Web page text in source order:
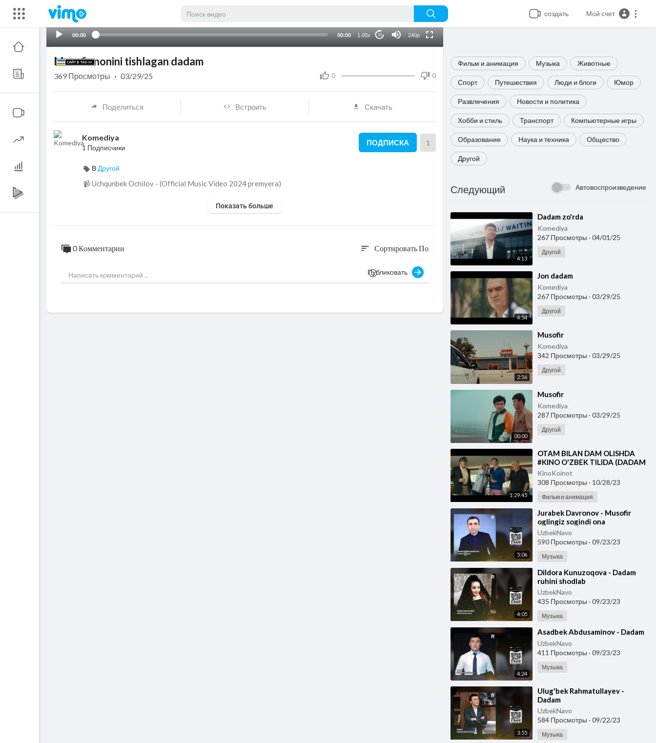
создать Мой счет
00:00 00:00 1.00x 10 240p
Фильм и анимация Музыка Животные
Спорт Путешествия Люди и блоги Юмор
Развлечения Новости и политика
Хобби и стиль Транспорт Компьютерные игры
Образование Наука и техника Общество
Другой
Следующий Автовоспроизведение
4:13
⁣Dadam zo'rda
Komediya
267 Просмотры · 04/01/25
Другой
4:54
⁣Jon dadam
Komediya
267 Просмотры · 03/29/25
Другой
2:56
⁣Musofir
Komediya
342 Просмотры · 03/29/25
Другой
00:00
⁣Musofir
Komediya
287 Просмотры · 03/29/25
Другой
1:29:45
⁣OTAM BILAN DAM OLISHDA
#KINO O'ZBEK TILIDA (DADAM
BILAN DAM OLISH KUNLARI)
KinoKoinot
308 Просмотры · 10/28/23
Фильм и анимация
5:06
⁣Jurabek Davronov - Musofir
oglingiz sogindi ona
UzbekNavo
590 Просмотры · 09/23/23
Музыка
4:05
⁣Dildora Kunuzoqova - Dadam
ruhini shodlab
UzbekNavo
435 Просмотры · 09/23/23
Музыка
4:24
⁣Asadbek Abdusaminov - Dadam
UzbekNavo
411 Просмотры · 09/23/23
Музыка
3:55
⁣Ulug'bek Rahmatullayev -
Dadam
UzbekNavo
584 Просмотры · 09/22/23
Музыка
Musofir nonini tishlagan dadam
0 0
369 Просмотры · 03/29/25
Поделиться Встроить Скачать
Komediya
1 Подписчики
ПОДПИСКА 1
В Другой
📹 Uchqunbek Ochilov - (Official Music Video 2024 premyera)
Показать больше
0 Комментарии sort Сортировать По
Публиковать